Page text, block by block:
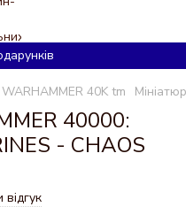
40K tm
40000:
- CHAOS